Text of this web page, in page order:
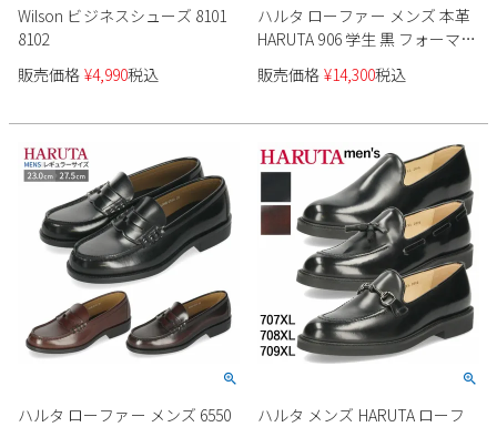
6 7
8
9
10 13 14
23
24 25 26 27 28
29
30
2026 年9月
日 月 火 木 金
土
3 4
5
7 8 10 11
12
13
14 15 17 18
19
20
21 24 25
Wilson ビジネスシューズ 8101
8102
販売価格 ¥4,990税込
ハルタ ローファー メンズ 本革
HARUTA 906 学生 黒 フォーマル
3E 通学 学生靴 通勤 定番 靴 コ
インローファー ブラック ダー
レモニー【サイズ交換OK】
販売価格 ¥14,300税込
ハルタ ローファー メンズ 6550
ハルタ メンズ HARUTA ローフ